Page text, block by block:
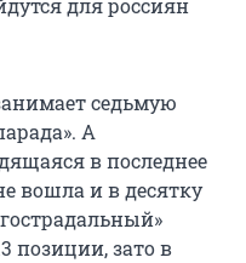
для россиян
седьмую
А
в последнее
вошла и в десятку
позиции, зато в